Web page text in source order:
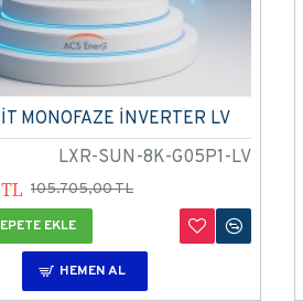
LXR-SUN-8K-G05P1-LV
MONOFAZE İNVERTER LV
105.705,00 TL
EKLE
HEMEN AL